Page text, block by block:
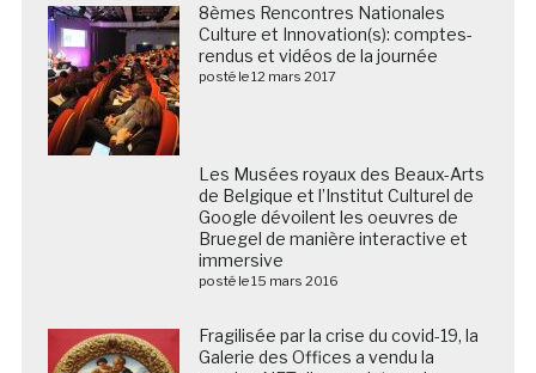
8èmes Rencontres Nationales
Culture et Innovation(s): comptes-
rendus et vidéos de la journée
posté le 12 mars 2017
Les Musées royaux des Beaux-Arts de Belgique et
l’Institut Culturel de Google dévoilent les oeuvres de
Bruegel de manière interactive et immersive
Fragilisée par la crise du covid-19, la
Galerie des Offices a vendu la
Michel-Ange
posté le 23 mai 2021